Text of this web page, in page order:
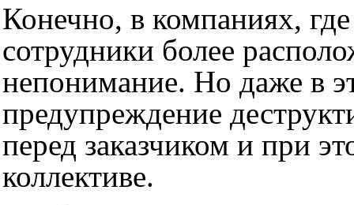
Конечно, в компаниях,
сотрудники более
непонимание. Но даже в
предупреждение
перед заказчиком и при
коллективе.